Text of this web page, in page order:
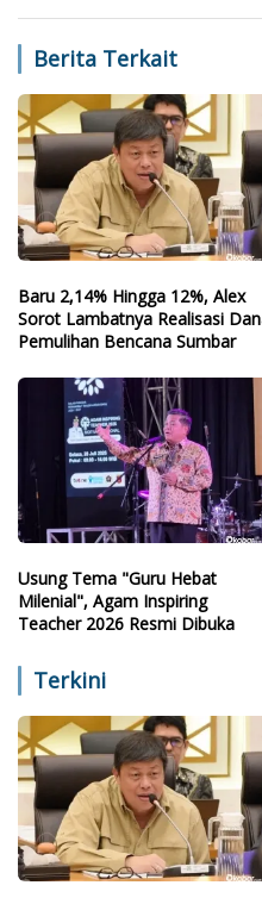
Berita Terkait
Baru 2,14% Hingga 12%, Alex
Sorot Lambatnya Realisasi
Pemulihan Bencana Sumbar
Usung Tema "Guru Hebat
Milenial", Agam Inspiring
Teacher 2026 Resmi Dibuka
Terkini